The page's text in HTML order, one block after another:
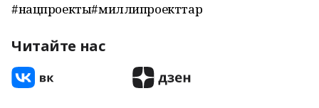
#нацпроекты#миллипроекттар
Читайте нас